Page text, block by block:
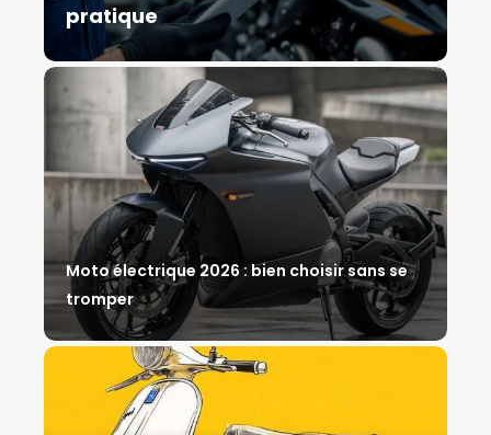
Moto électrique 2026 : bien choisir sans se
tromper
pratique